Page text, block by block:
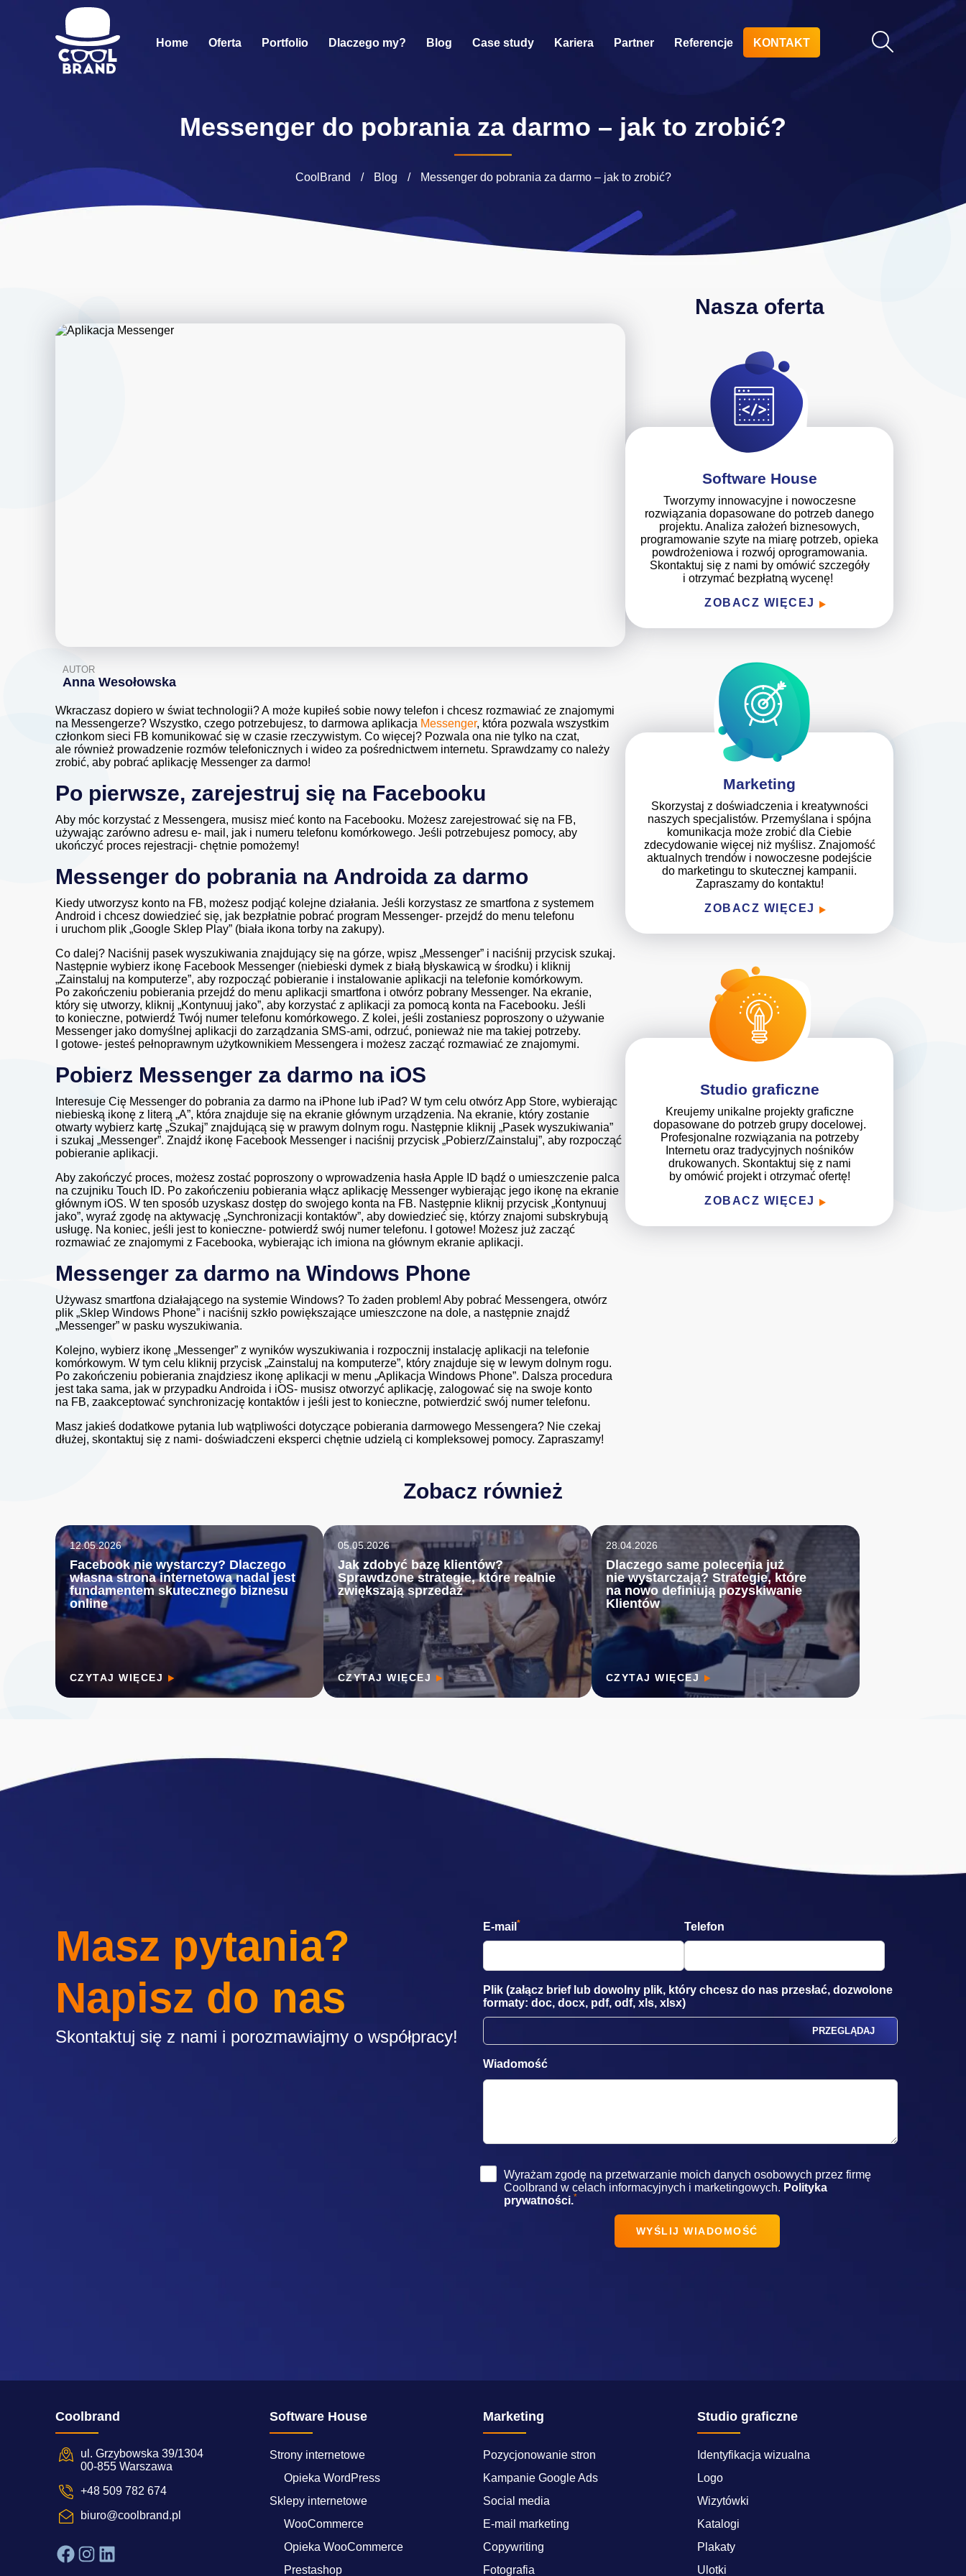
Home Oferta Portfolio Dlaczego my? Blog Case study Kariera Partner Referencje KONTAKT
Messenger do pobrania za darmo – jak to zrobić?
CoolBrand / Blog / Messenger do pobrania za darmo – jak to zrobić?
AUTOR
Anna Wesołowska
Wkraczasz dopiero w świat technologii? A może kupiłeś sobie nowy telefon i chcesz rozmawiać ze znajomymi
na Messengerze? Wszystko, czego potrzebujesz, to darmowa aplikacja Messenger, która pozwala wszystkim
członkom sieci FB komunikować się w czasie rzeczywistym. Co więcej? Pozwala ona nie tylko na czat,
ale również prowadzenie rozmów telefonicznych i wideo za pośrednictwem internetu. Sprawdzamy co należy
zrobić, aby pobrać aplikację Messenger za darmo!
Po pierwsze, zarejestruj się na Facebooku
Aby móc korzystać z Messengera, musisz mieć konto na Facebooku. Możesz zarejestrować się na FB,
używając zarówno adresu e- mail, jak i numeru telefonu komórkowego. Jeśli potrzebujesz pomocy, aby
ukończyć proces rejestracji- chętnie pomożemy!
Messenger do pobrania na Androida za darmo
Kiedy utworzysz konto na FB, możesz podjąć kolejne działania. Jeśli korzystasz ze smartfona z systemem
Android i chcesz dowiedzieć się, jak bezpłatnie pobrać program Messenger- przejdź do menu telefonu
i uruchom plik „Google Sklep Play” (biała ikona torby na zakupy).
Co dalej? Naciśnij pasek wyszukiwania znajdujący się na górze, wpisz „Messenger” i naciśnij przycisk szukaj.
Następnie wybierz ikonę Facebook Messenger (niebieski dymek z białą błyskawicą w środku) i kliknij
„Zainstaluj na komputerze”, aby rozpocząć pobieranie i instalowanie aplikacji na telefonie komórkowym.
Po zakończeniu pobierania przejdź do menu aplikacji smartfona i otwórz pobrany Messenger. Na ekranie,
który się utworzy, kliknij „Kontynuuj jako”, aby korzystać z aplikacji za pomocą konta na Facebooku. Jeśli
to konieczne, potwierdź Twój numer telefonu komórkowego. Z kolei, jeśli zostaniesz poproszony o używanie
Messenger jako domyślnej aplikacji do zarządzania SMS-ami, odrzuć, ponieważ nie ma takiej potrzeby.
I gotowe- jesteś pełnoprawnym użytkownikiem Messengera i możesz zacząć rozmawiać ze znajomymi.
Pobierz Messenger za darmo na iOS
Interesuje Cię Messenger do pobrania za darmo na iPhone lub iPad? W tym celu otwórz App Store, wybierając
niebieską ikonę z literą „A”, która znajduje się na ekranie głównym urządzenia. Na ekranie, który zostanie
otwarty wybierz kartę „Szukaj” znajdującą się w prawym dolnym rogu. Następnie kliknij „Pasek wyszukiwania”
i szukaj „Messenger”. Znajdź ikonę Facebook Messenger i naciśnij przycisk „Pobierz/Zainstaluj”, aby rozpocząć
pobieranie aplikacji.
Aby zakończyć proces, możesz zostać poproszony o wprowadzenia hasła Apple ID bądź o umieszczenie palca
na czujniku Touch ID. Po zakończeniu pobierania włącz aplikację Messenger wybierając jego ikonę na ekranie
głównym iOS. W ten sposób uzyskasz dostęp do swojego konta na FB. Następnie kliknij przycisk „Kontynuuj
jako”, wyraź zgodę na aktywację „Synchronizacji kontaktów”, aby dowiedzieć się, którzy znajomi subskrybują
usługę. Na koniec, jeśli jest to konieczne- potwierdź swój numer telefonu. I gotowe! Możesz już zacząć
rozmawiać ze znajomymi z Facebooka, wybierając ich imiona na głównym ekranie aplikacji.
Messenger za darmo na Windows Phone
Używasz smartfona działającego na systemie Windows? To żaden problem! Aby pobrać Messengera, otwórz
plik „Sklep Windows Phone” i naciśnij szkło powiększające umieszczone na dole, a następnie znajdź
„Messenger” w pasku wyszukiwania.
Kolejno, wybierz ikonę „Messenger” z wyników wyszukiwania i rozpocznij instalację aplikacji na telefonie
komórkowym. W tym celu kliknij przycisk „Zainstaluj na komputerze”, który znajduje się w lewym dolnym rogu.
Po zakończeniu pobierania znajdziesz ikonę aplikacji w menu „Aplikacja Windows Phone”. Dalsza procedura
jest taka sama, jak w przypadku Androida i iOS- musisz otworzyć aplikację, zalogować się na swoje konto
na FB, zaakceptować synchronizację kontaktów i jeśli jest to konieczne, potwierdzić swój numer telefonu.
Masz jakieś dodatkowe pytania lub wątpliwości dotyczące pobierania darmowego Messengera? Nie czekaj
dłużej, skontaktuj się z nami- doświadczeni eksperci chętnie udzielą ci kompleksowej pomocy. Zapraszamy!
Nasza oferta
Software House
Tworzymy innowacyjne i nowoczesne
rozwiązania dopasowane do potrzeb danego
projektu. Analiza założeń biznesowych,
programowanie szyte na miarę potrzeb, opieka
powdrożeniowa i rozwój oprogramowania.
Skontaktuj się z nami by omówić szczegóły
i otrzymać bezpłatną wycenę!
ZOBACZ WIĘCEJ
Marketing
Skorzystaj z doświadczenia i kreatywności
naszych specjalistów. Przemyślana i spójna
komunikacja może zrobić dla Ciebie
zdecydowanie więcej niż myślisz. Znajomość
aktualnych trendów i nowoczesne podejście
do marketingu to skutecznej kampanii.
Zapraszamy do kontaktu!
ZOBACZ WIĘCEJ
Studio graficzne
Kreujemy unikalne projekty graficzne
dopasowane do potrzeb grupy docelowej.
Profesjonalne rozwiązania na potrzeby
Internetu oraz tradycyjnych nośników
drukowanych. Skontaktuj się z nami
by omówić projekt i otrzymać ofertę!
ZOBACZ WIĘCEJ
Zobacz również
12.05.2026
Facebook nie wystarczy? Dlaczego
własna strona internetowa nadal jest
fundamentem skutecznego biznesu
online
CZYTAJ WIĘCEJ
05.05.2026
Jak zdobyć bazę klientów?
Sprawdzone strategie, które realnie
zwiększają sprzedaż
CZYTAJ WIĘCEJ
28.04.2026
Dlaczego same polecenia już
nie wystarczają? Strategie, które
na nowo definiują pozyskiwanie
Klientów
CZYTAJ WIĘCEJ
Masz pytania?
Napisz do nas
Skontaktuj się z nami i porozmawiajmy o współpracy!
E-mail * Telefon
Plik (załącz brief lub dowolny plik, który chcesz do nas przesłać, dozwolone
formaty: doc, docx, pdf, odf, xls, xlsx)
Wiadomość
Wyrażam zgodę na przetwarzanie moich danych osobowych przez firmę
Coolbrand w celach informacyjnych i marketingowych. Polityka
prywatności.*
Coolbrand
ul. Grzybowska 39/1304
00-855 Warszawa
+48 509 782 674
biuro@coolbrand.pl
Facebook Instagram LinkedIn
Software House
Strony internetowe
Opieka WordPress
Sklepy internetowe
WooCommerce
Opieka WooCommerce
Prestashop
Marketing
Pozycjonowanie stron
Kampanie Google Ads
Social media
E-mail marketing
Copywriting
Fotografia
Studio graficzne
Identyfikacja wizualna
Logo
Wizytówki
Katalogi
Plakaty
Ulotki